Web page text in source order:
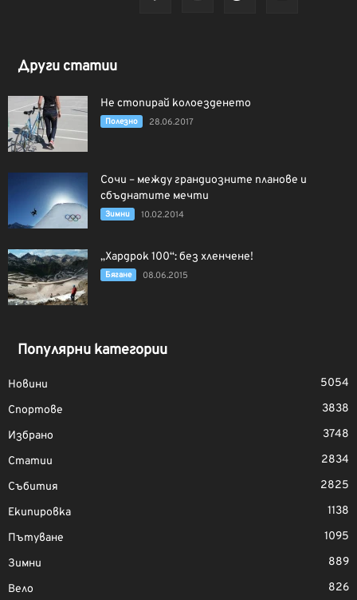
Други статии
Не стопирай колоезденето
Полезно 28.06.2017
Сочи – между грандиозните планове и
сбъднатите мечти
Зимни 10.02.2014
„Хардрок 100“: без хленчене!
Бягане 08.06.2015
Популярни категории
Новини
5054
Спортове
3838
Избрано
3748
Статии
2834
Събития
2825
Екипировка
1138
Пътуване
1095
Зимни
889
Вело
826